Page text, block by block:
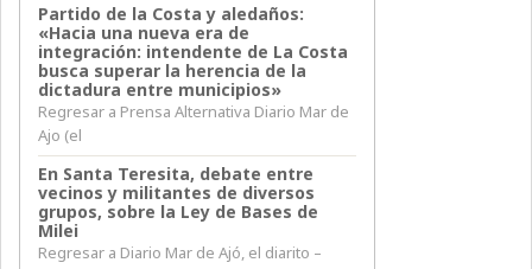
Partido de la Costa y aledaños:
«Hacia una nueva era de
integración: intendente de La Costa
busca superar la herencia de la
dictadura entre municipios»
Regresar a Prensa Alternativa Diario Mar de
Ajo (el
En Santa Teresita, debate entre
vecinos y militantes de diversos
grupos, sobre la Ley de Bases de
Milei
Regresar a Diario Mar de Ajó, el diarito –